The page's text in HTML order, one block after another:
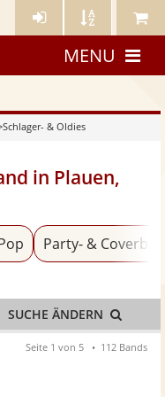
Künstler- Künstler Meine
MENU
Schlager- & Oldies
in Plauen,
«Schlager- &
Party- &
SUCHE ÄNDERN
Seite 1 von 5 112 Bands